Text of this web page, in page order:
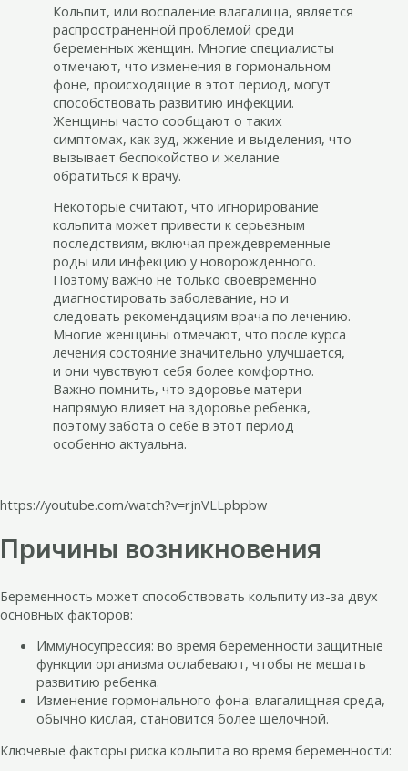
Кольпит, или воспаление влагалища, является
распространенной проблемой среди
беременных женщин. Многие специалисты
отмечают, что изменения в гормональном
фоне, происходящие в этот период, могут
способствовать развитию инфекции.
Женщины часто сообщают о таких
симптомах, как зуд, жжение и выделения, что
вызывает беспокойство и желание
обратиться к врачу.
Некоторые считают, что игнорирование
кольпита может привести к серьезным
последствиям, включая преждевременные
роды или инфекцию у новорожденного.
Поэтому важно не только своевременно
диагностировать заболевание, но и
следовать рекомендациям врача по лечению.
Многие женщины отмечают, что после курса
лечения состояние значительно улучшается,
и они чувствуют себя более комфортно.
Важно помнить, что здоровье матери
напрямую влияет на здоровье ребенка,
поэтому забота о себе в этот период
особенно актуальна.
https://youtube.com/watch?v=rjnVLLpbpbw
Причины возникновения
Беременность может способствовать кольпиту из-за двух
основных факторов:
Иммуносупрессия: во время беременности защитные
функции организма ослабевают, чтобы не мешать
развитию ребенка.
Изменение гормонального фона: влагалищная среда,
обычно кислая, становится более щелочной.
Ключевые факторы риска кольпита во время беременности: